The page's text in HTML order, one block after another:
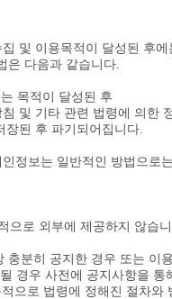
및 이용목적이 달성된 후에
은 다음과 같습니다.
목적이 달성된 후
및 기타 관련 법령에 의한
된 후 파기되어집니다.
정보는 일반적인 방법으로
으로 외부에 제공하지 않습
분히 공지한 경우 또는 이
경우 사전에 공지사항을 통
으로 법령에 정해진 절차와